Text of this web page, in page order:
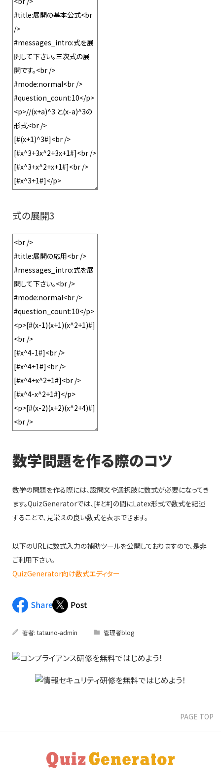
式の展開3
数学問題を作る際のコツ
数学の問題を作る際には、設問文や選択肢に数式が必要になってき
ます。QuizGeneratorでは、[#と#]の間にLatex形式で数式を記述
することで、見栄えの良い数式を表示できます。
以下のURLに数式入力の補助ツールを公開しておりますので、是非
ご利用下さい。
QuizGenerator向け数式エディター
著者: tatsuno-admin 管理者blog
PAGE TOP